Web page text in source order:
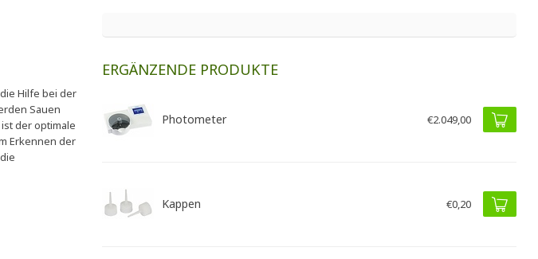
Hilfe bei der
Sauen
der optimale
Erkennen der
ERGÄNZENDE PRODUKTE
Photometer €2.049,00
Kappen €0,20